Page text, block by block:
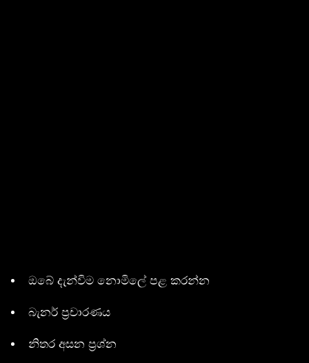
ඔබේ දැන්විම නොමිලේ පළ කරන්න
බැනර් ප්‍රචාරණය
නිතර අසන ප්‍රශ්න